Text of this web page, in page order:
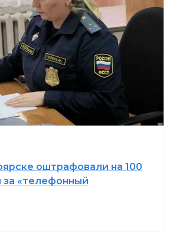
оштрафовали на 100
за «телефонный